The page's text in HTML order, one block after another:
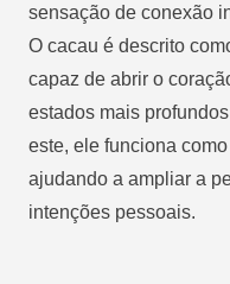
sensação de conexão
O cacau é descrito
capaz de abrir o
estados mais
este, ele funciona
ajudando a ampliar a
intenções pessoais.